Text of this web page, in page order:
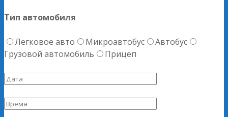
Тип автомобиля
Легковое авто Микроавтобус
Автобус
Грузовой автомобиль
Прицеп